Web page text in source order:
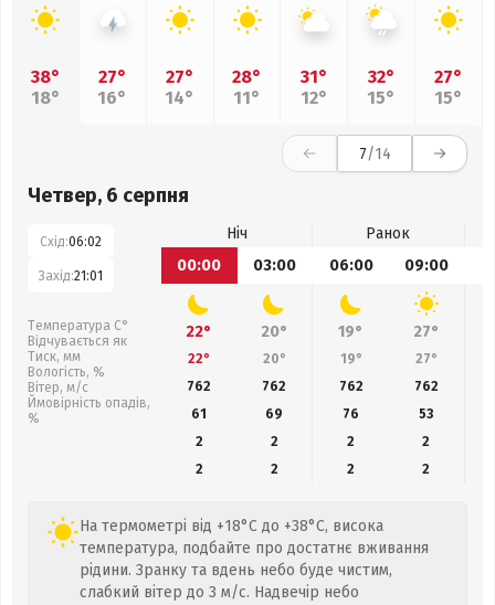
38°
18°
27°
16°
27°
14°
28°
11°
31°
12°
32°
15°
27°
15°
7/14
Четвер, 6 серпня
Схід:06:02
Захід:21:01
Температура С°
Відчувається як
Тиск, мм
Вологість, %
Вітер, м/с
Ймовірність опадів,
%
Ніч
Ранок
00:00
03:00 06:00 09:00
22° 20° 19° 27°
22° 20° 19° 27°
762
762 762 762
61
69 76
53
2
2 2
2
2
2 2 2
На термометрі від +18°C до +38°C, висока
температура, подбайте про достатнє вживання
рідини. Зранку та вдень небо буде чистим,
слабкий вітер до 3 м/с. Надвечір небо